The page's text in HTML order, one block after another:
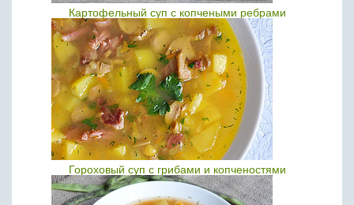
Картофельный суп с копчеными ребрами
Гороховый суп с грибами и копченостями